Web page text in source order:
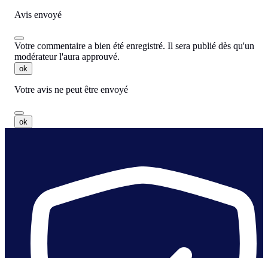
Avis envoyé
Votre commentaire a bien été enregistré. Il sera publié dès qu'un
modérateur l'aura approuvé.
ok
Votre avis ne peut être envoyé
ok